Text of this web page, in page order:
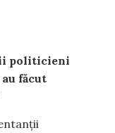
politicieni
făcut